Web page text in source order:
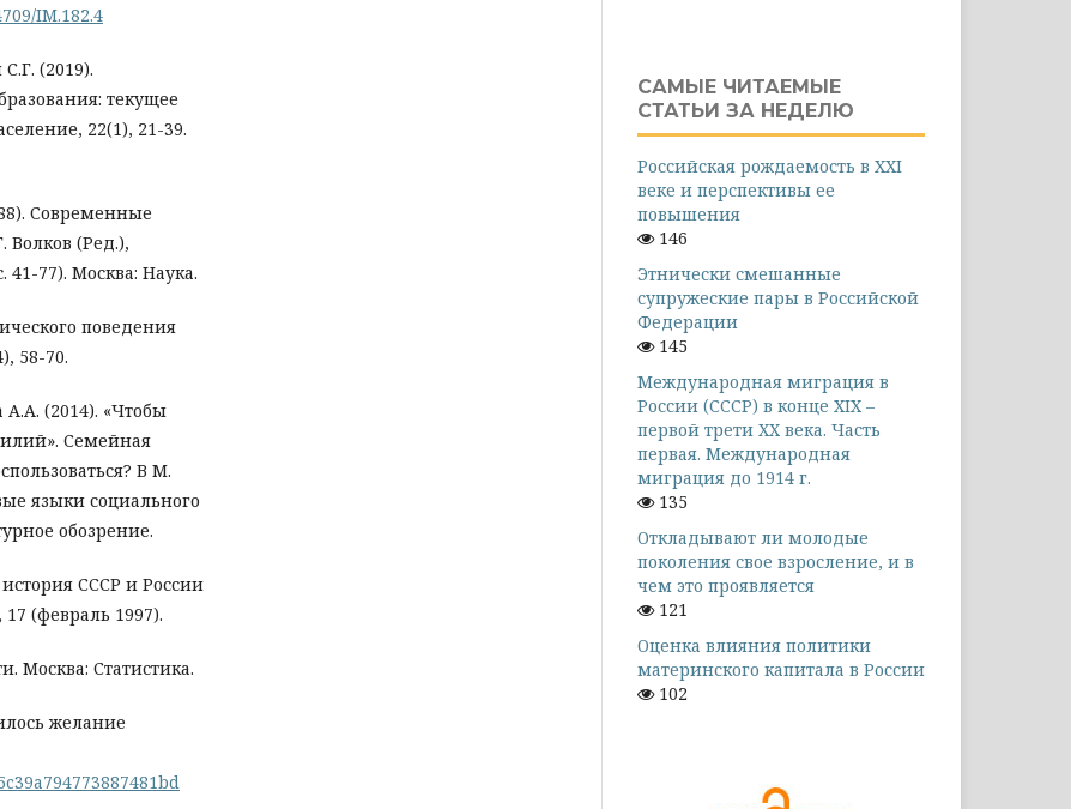
IM.182.4
(2019).
текущее
22(1), 21-39.
Современные
Волков (Ред.),
41-77). Москва: Наука.
поведения
58-70.
(2014). «Чтобы
Семейная
В М.
языки социального
обозрение.
СССР и России
(февраль 1997).
Москва: Статистика.
желание
САМЫЕ ЧИТАЕМЫЕ
СТАТЬИ ЗА НЕДЕЛЮ
Российская рождаемость в XXI
веке и перспективы ее
повышения
146
Этнически смешанные
супружеские пары в Российской
Федерации
145
Международная миграция в
России (СССР) в конце XIX –
первой трети XX века. Часть
первая. Международная
миграция до 1914 г.
135
Откладывают ли молодые
поколения свое взросление, и в
чем это проявляется
121
Оценка влияния политики
материнского капитала в России
102